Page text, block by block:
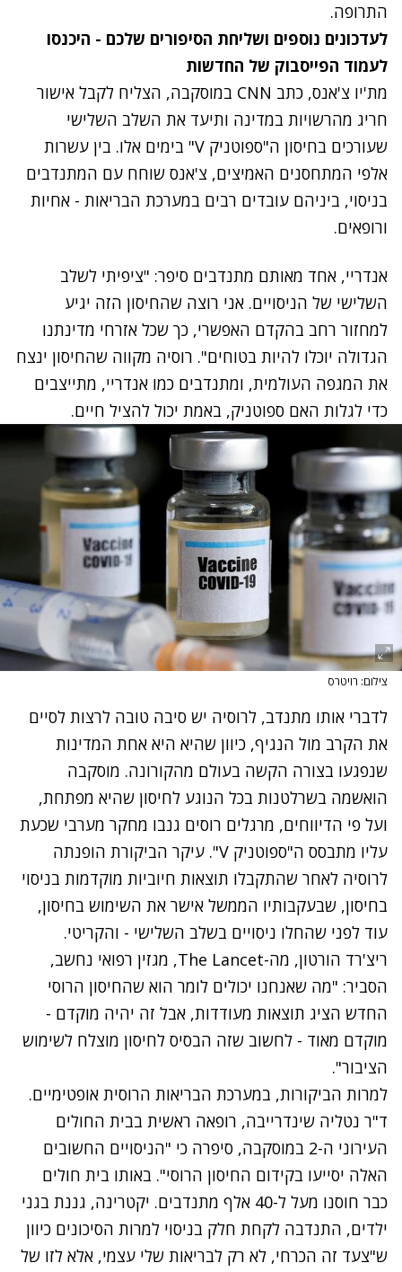
התרופה.
לעדכונים נוספים ושליחת הסיפורים שלכם - היכנסו
לעמוד הפייסבוק של החדשות
מת'יו צ'אנס, כתב CNN במוסקבה, הצליח לקבל אישור
חריג מהרשויות במדינה ותיעד את השלב השלישי
שעורכים בחיסון ה"ספוטניק V" בימים אלו. בין עשרות
אלפי המתחסנים האמיצים, צ'אנס שוחח עם המתנדבים
בניסוי, ביניהם עובדים רבים במערכת הבריאות - אחיות
ורופאים.
אנדריי, אחד מאותם מתנדבים סיפר: "ציפיתי לשלב
השלישי של הניסויים. אני רוצה שהחיסון הזה יגיע
למחזור רחב בהקדם האפשרי, כך שכל אזרחי מדינתנו
הגדולה יוכלו להיות בטוחים". רוסיה מקווה שהחיסון ינצח
את המגפה העולמית, ומתנדבים כמו אנדריי, מתייצבים
כדי לגלות האם ספוטניק, באמת יכול להציל חיים.
צילום: רויטרס
לדברי אותו מתנדב, לרוסיה יש סיבה טובה לרצות לסיים
את הקרב מול הנגיף, כיוון שהיא היא אחת המדינות
שנפגעו בצורה הקשה בעולם מהקורונה. מוסקבה
הואשמה בשרלטנות בכל הנוגע לחיסון שהיא מפתחת,
ועל פי הדיווחים, מרגלים רוסים גנבו מחקר מערבי שכעת
עליו מתבסס ה"ספוטניק V". עיקר הביקורת הופנתה
לרוסיה לאחר שהתקבלו תוצאות חיוביות מוקדמות בניסוי
בחיסון, שבעקבותיו הממשל אישר את השימוש בחיסון,
עוד לפני שהחלו ניסויים בשלב השלישי - והקריטי.
ריצ'רד הורטון, מה-The Lancet, מגזין רפואי נחשב,
הסביר: "מה שאנחנו יכולים לומר הוא שהחיסון הרוסי
החדש הציג תוצאות מעודדות, אבל זה יהיה מוקדם -
מוקדם מאוד - לחשוב שזה הבסיס לחיסון מוצלח לשימוש
הציבור".
למרות הביקורות, במערכת הבריאות הרוסית אופטימיים.
ד"ר נטליה שינדרייבה, רופאה ראשית בבית החולים
העירוני ה-2 במוסקבה, סיפרה כי "הניסויים החשובים
האלה יסייעו בקידום החיסון הרוסי". באותו בית חולים
כבר חוסנו מעל ל-40 אלף מתנדבים. יקטרינה, גננת בגני
ילדים, התנדבה לקחת חלק בניסוי למרות הסיכונים כיוון
ש"צעד זה הכרחי, לא רק לבריאות שלי עצמי, אלא לזו של